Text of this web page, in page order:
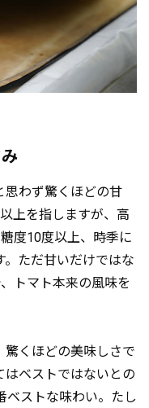
思わず驚くほどの甘
上を指しますが、高
度10度以上、時季に
。ただ甘いだけではな
トマト本来の風味を
くほどの美味しさで
はベストではないとの
ベストな味わい。たし